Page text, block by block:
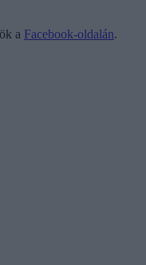
a Facebook-oldalán.